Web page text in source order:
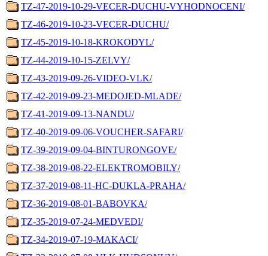
TZ-47-2019-10-29-VECER-DUCHU-VYHODNOCENI/
TZ-46-2019-10-23-VECER-DUCHU/
TZ-45-2019-10-18-KROKODYL/
TZ-44-2019-10-15-ZELVY/
TZ-43-2019-09-26-VIDEO-VLK/
TZ-42-2019-09-23-MEDOJED-MLADE/
TZ-41-2019-09-13-NANDU/
TZ-40-2019-09-06-VOUCHER-SAFARI/
TZ-39-2019-09-04-BINTURONGOVE/
TZ-38-2019-08-22-ELEKTROMOBILY/
TZ-37-2019-08-11-HC-DUKLA-PRAHA/
TZ-36-2019-08-01-BABOVKA/
TZ-35-2019-07-24-MEDVEDI/
TZ-34-2019-07-19-MAKACI/